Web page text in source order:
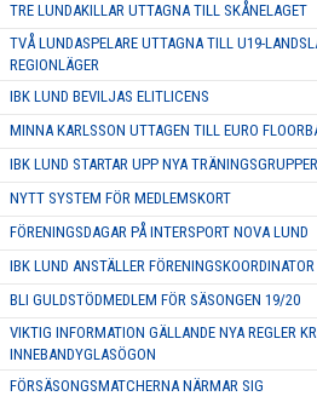
TRE LUNDAKILLAR UTTAGNA TILL SKÅNELAGET
TVÅ LUNDASPELARE UTTAGNA TILL U19-
REGIONLÄGER
IBK LUND BEVILJAS ELITLICENS
MINNA KARLSSON UTTAGEN TILL EURO
IBK LUND STARTAR UPP NYA TRÄNINGSGRUPPER
NYTT SYSTEM FÖR MEDLEMSKORT
FÖRENINGSDAGAR PÅ INTERSPORT NOVA LUND
IBK LUND ANSTÄLLER FÖRENINGSKOORDINATOR
BLI GULDSTÖDMEDLEM FÖR SÄSONGEN 19/20
VIKTIG INFORMATION GÄLLANDE NYA REGLER
INNEBANDYGLASÖGON
FÖRSÄSONGSMATCHERNA NÄRMAR SIG